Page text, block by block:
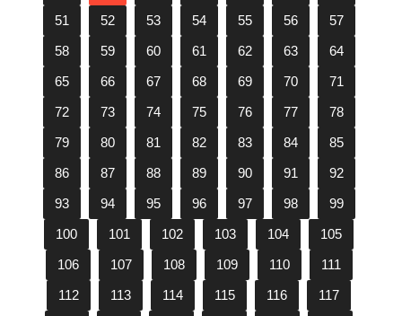
51
52 53 54 55 56
57
58
59 60 61 62 63
64
65
66 67 68 69 70
71
72
73 74 75 76 77
78
79
80 81 82 83 84
85
86
87 88 89 90 91
92
93
94 95 96 97 98
99
100
101 102 103 104
105
106
107 108 109 110
111
112
113 114 115 116
117